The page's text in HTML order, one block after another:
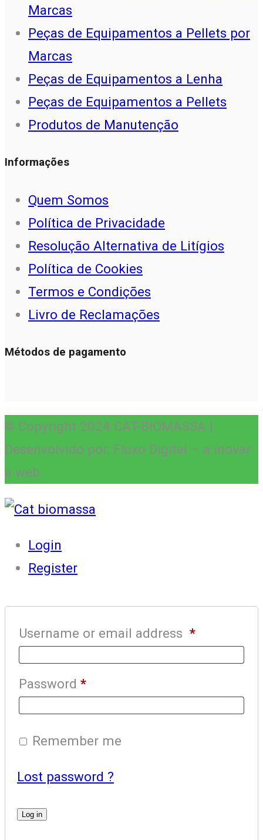
Marcas
Peças de Equipamentos a Pellets por
Marcas
Peças de Equipamentos a Lenha
Peças de Equipamentos a Pellets
Produtos de Manutenção
Informações
Quem Somos
Política de Privacidade
Resolução Alternativa de Litígios
Política de Cookies
Termos e Condições
Livro de Reclamações
Métodos de pagamento
© Copyright 2024 CAT-BIOMASSA |
Desenvolvido por: Fluxo Digital – a inovar
a web
Login
Register
Username or email address *
Password *
Remember me
Lost password ?
Log in